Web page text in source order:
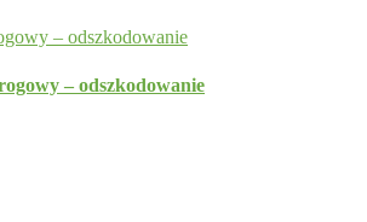
– odszkodowanie